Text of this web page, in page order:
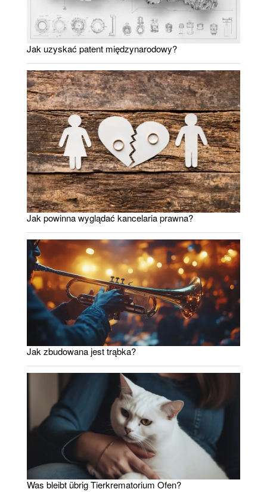
Jak uzyskać patent międzynarodowy?
Jak powinna wyglądać kancelaria prawna?
Jak zbudowana jest trąbka?
Was bleibt übrig Tierkrematorium Ofen?